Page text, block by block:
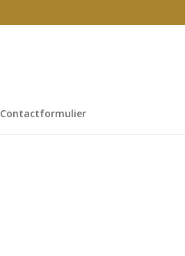
Contactformulier